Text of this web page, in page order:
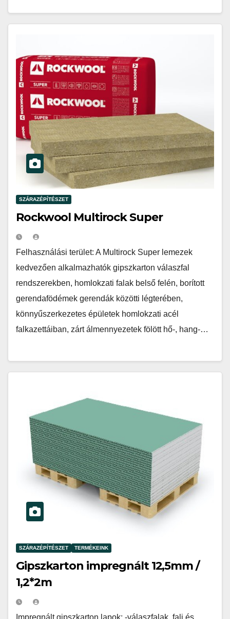
SZÁRAZÉPÍTÉSZET
Rockwool Multirock Super
Felhasználási terület: A Multirock Super lemezek
kedvezően alkalmazhatók gipszkarton válaszfal
rendszerekben, homlokzati falak belső felén, borított
gerendafödémek gerendák közötti légterében,
könnyűszerkezetes épületek homlokzati acél
falkazettáiban, zárt álmennyezetek fölött hő-, hang-…
SZÁRAZÉPÍTÉSZET TERMÉKEINK
Gipszkarton impregnált 12,5mm /
1,2*2m
Impregnált gipszkarton lapok: -válaszfalak, fali és